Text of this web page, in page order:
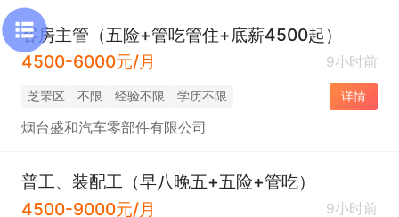
客房主管（五险+管吃管住+底薪4500起）
4500-6000元/月
9小时前
芝罘区 不限 经验不限 学历不限 详情
烟台盛和汽车零部件有限公司
普工、装配工（早八晚五+五险+管吃）
4500-9000元/月
9小时前